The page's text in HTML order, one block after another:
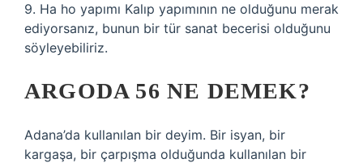
9. Ha ho yapımı Kalıp yapımının ne olduğunu merak
ediyorsanız, bunun bir tür sanat becerisi olduğunu
söyleyebiliriz.
ARGODA 56 NE DEMEK?
Adana’da kullanılan bir deyim. Bir isyan, bir
kargaşa, bir çarpışma olduğunda kullanılan bir